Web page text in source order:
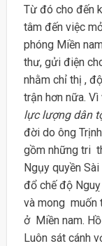
Từ đó cho đến
tâm đến việc
phóng Miền
thư, gửi điện
nhằm chỉ thị ,
trận hơn nữa.
lực lượng dân
đời do ông
gồm những tri
Ngụy quyền
đổ chế độ
và mong muốn
ở Miền nam.
Luôn sát cánh